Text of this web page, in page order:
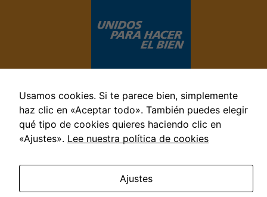
Politica de privacidad
cookies
Usamos cookies. Si te parece bien, simplemente
haz clic en «Aceptar todo». También puedes elegir
qué tipo de cookies quieres haciendo clic en
«Ajustes». Lee nuestra política de cookies
Ajustes